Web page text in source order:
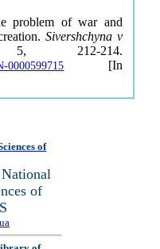
problem of war and
Sivershchyna v
212-214.
0000599715 [In
of
of